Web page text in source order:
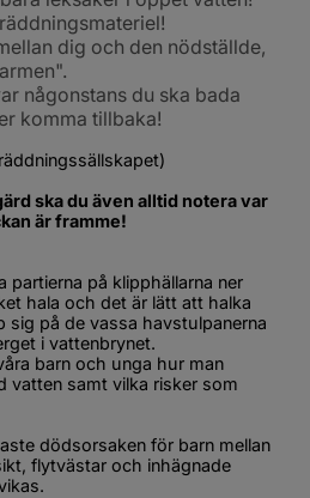
dig och den nödställde,
någonstans du ska bada
komma tillbaka!
ska du även alltid notera var
är framme!
partierna på klipphällarna ner
hala och det är lätt att halka
sig på de vassa havstulpanerna
i vattenbrynet.
barn och unga hur man
vatten samt vilka risker som
dödsorsaken för barn mellan
flytvästar och inhägnade